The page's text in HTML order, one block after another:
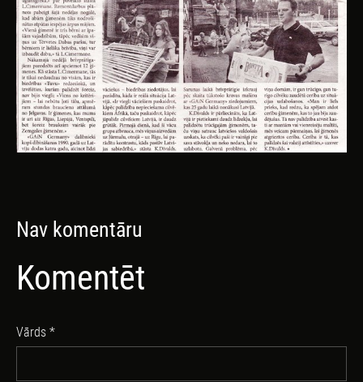
Nav komentāru
Komentēt
Vārds *